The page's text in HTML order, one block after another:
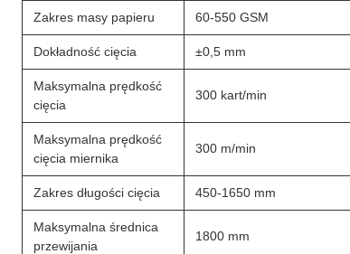
Zakres masy papieru 60-550 GSM
Dokładność cięcia ±0,5 mm
Maksymalna prędkość
cięcia
300 kart/min
Maksymalna prędkość
cięcia miernika
300 m/min
Zakres długości cięcia 450-1650 mm
Maksymalna średnica
przewijania
1800 mm